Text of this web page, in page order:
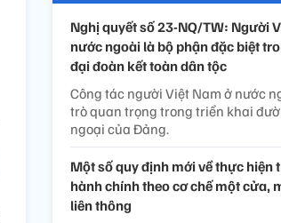
Nghị quyết số 23-NQ/TW: Người
nước ngoài là bộ phận đặc biệt
đại đoàn kết toàn dân tộc
Công tác người Việt Nam ở nước
trò quan trọng trong triển khai
ngoại của Đảng.
Một số quy định mới về thực hiện
hành chính theo cơ chế một cửa,
liên thông